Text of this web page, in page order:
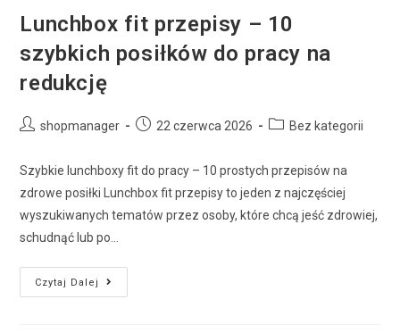
Lunchbox fit przepisy – 10
szybkich posiłków do pracy na
redukcję
shopmanager 22 czerwca 2026 Bez kategorii
Szybkie lunchboxy fit do pracy – 10 prostych przepisów na
zdrowe posiłki Lunchbox fit przepisy to jeden z najczęściej
wyszukiwanych tematów przez osoby, które chcą jeść zdrowiej,
schudnąć lub po…
Czytaj Dalej